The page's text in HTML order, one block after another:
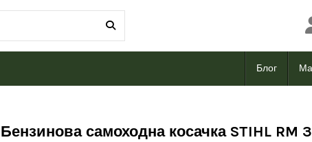
Блог
Бензинова самоходна косачка STIHL RM